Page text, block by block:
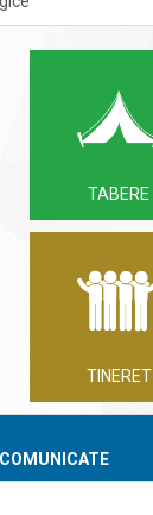
TABERE
TINERET